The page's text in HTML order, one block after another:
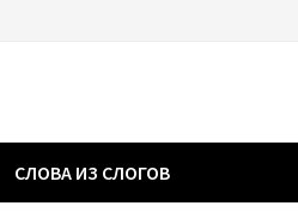
СЛОВА ИЗ СЛОГОВ